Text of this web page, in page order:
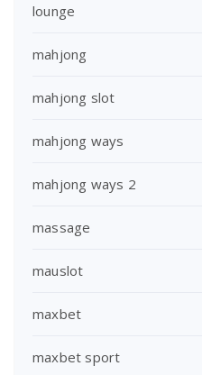
lounge
mahjong
mahjong slot
mahjong ways
mahjong ways 2
massage
mauslot
maxbet
maxbet sport